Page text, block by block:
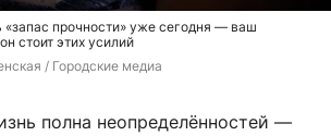
«запас прочности» уже сегодня — ваш
стоит этих усилий
/ Городские медиа
полна неопределённостей —